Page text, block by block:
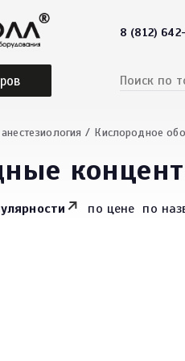
8 (812)
Кислородное
по цене по